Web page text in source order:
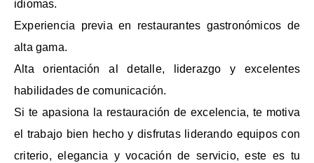
idiomas.
Experiencia previa en restaurantes gastronómicos de
alta gama.
Alta orientación al detalle, liderazgo y excelentes
habilidades de comunicación.
Si te apasiona la restauración de excelencia, te motiva
el trabajo bien hecho y disfrutas liderando equipos con
criterio, elegancia y vocación de servicio, este es tu